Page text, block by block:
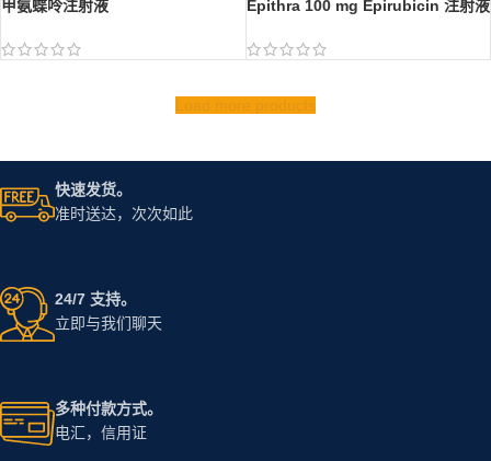
G Csf 注射液 - 粒细胞集落刺激因
甲氨蝶呤注射液